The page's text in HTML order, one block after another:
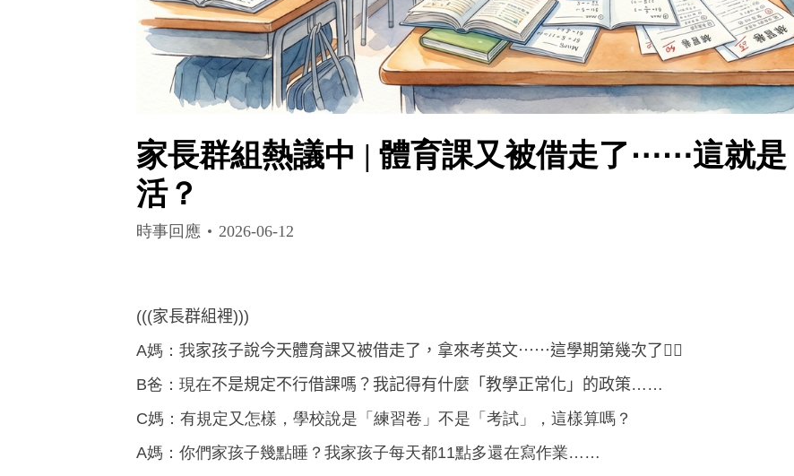
家長群組熱議中 | 體育課又被借走了⋯⋯這就是
活？
時事回應 2026-06-12
(((家長群組裡)))
A媽：我家孩子說今天體育課又被借走了，拿來考英文⋯⋯這學期第幾次了😮
B爸： 現在不是規定不行借課嗎？我記得有什麼「教學正常化」的政策……
C媽： 有規定又怎樣，學校說是「練習卷」不是「考試 」， 這樣算嗎 ？
A媽 ：你們家孩子幾點睡？我家孩子每天都11點多還在寫作業……